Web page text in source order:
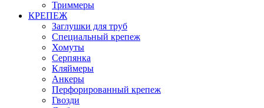
Триммеры
КРЕПЕЖ
Заглушки для труб
Специальный крепеж
Хомуты
Серпянка
Кляймеры
Анкеры
Перфорированный крепеж
Гвозди